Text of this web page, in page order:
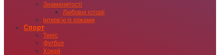
Знаменитості
Любовні історії
Інтервʼю із зірками
Спорт
Теніс
Футбол
Хокей